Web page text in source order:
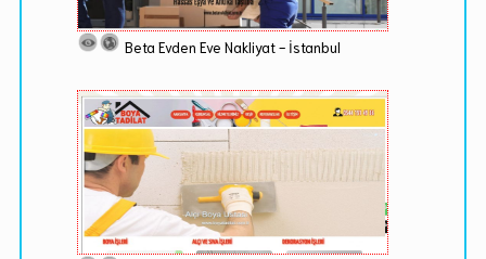
Beta Evden Eve Nakliyat - İstanbul